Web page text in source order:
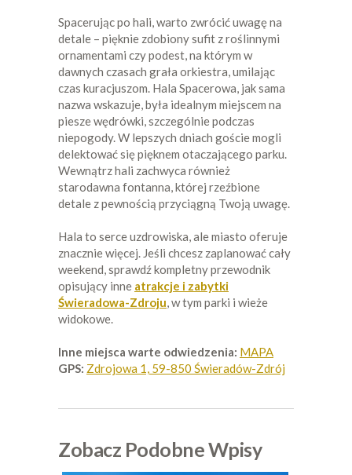
Spacerując po hali, warto zwrócić uwagę na
detale – pięknie zdobiony sufit z roślinnymi
ornamentami czy podest, na którym w
dawnych czasach grała orkiestra, umilając
czas kuracjuszom. Hala Spacerowa, jak sama
nazwa wskazuje, była idealnym miejscem na
piesze wędrówki, szczególnie podczas
niepogody. W lepszych dniach goście mogli
delektować się pięknem otaczającego parku.
Wewnątrz hali zachwyca również
starodawna fontanna, której rzeźbione
detale z pewnością przyciągną Twoją uwagę.
Hala to serce uzdrowiska, ale miasto oferuje
znacznie więcej. Jeśli chcesz zaplanować cały
weekend, sprawdź kompletny przewodnik
opisujący inne atrakcje i zabytki
Świeradowa-Zdroju, w tym parki i wieże
widokowe.
Inne miejsca warte odwiedzenia: MAPA
GPS: Zdrojowa 1, 59-850 Świeradów-Zdrój
Zobacz Podobne Wpisy